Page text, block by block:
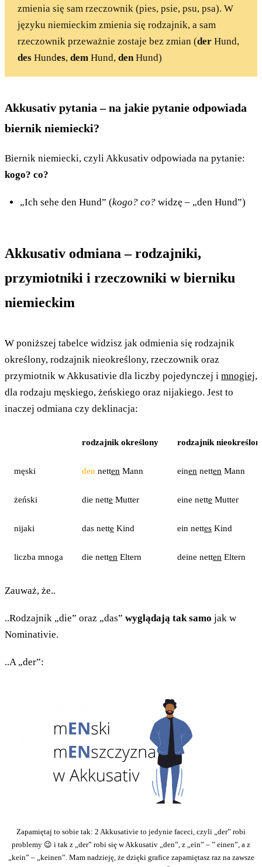
zmienia się sam rzeczownik (pies, psie, psu, psa). W
języku niemieckim zmienia się rodzajnik, a sam
rzeczownik przeważnie zostaje bez zmian (der Hund,
des Hundes, dem Hund, den Hund)
Akkusativ pytania – na jakie pytanie odpowiada
biernik niemiecki?
Biernik niemiecki, czyli Akkusativ odpowiada na pytanie:
kogo? co?
„Ich sehe den Hund” (kogo? co? widzę – „den Hund”)
Akkusativ odmiana –rodzajniki,
przymiotniki i rzeczowniki w bierniku
niemieckim
W poniższej tabelce widzisz jak odmienia się rodzajnik
określony, rodzajnik nieokreślony, rzeczownik oraz
przymiotnik w Akkusativie dla liczby pojedynczej i mnogiej,
dla rodzaju męskiego, żeńskiego oraz nijakiego. Jest to
inaczej odmiana czy deklinacja:
rodzajnik określony rodzajnik
męski den netten Mann einen netten Mann
żeński die nette Mutter eine nette Mutter
nijaki das nette Kind ein nettes Kind
liczba mnoga die netten Eltern deine netten Eltern
Zauważ, że..
..Rodzajnik „die” oraz „das” wyglądają tak samo jak w
Nominativie.
..A „der”:
Zapamiętaj to sobie tak: 2 Akkusativie to jedynie faceci, czyli „der” robi
problemy 😉 i tak z „der” robi się w Akkusativ „den”, z „ein” – ” einen”, a z
„kein” – „keinen”. Mam nadzieję, że dzięki grafice zapamiętasz raz na zawsze